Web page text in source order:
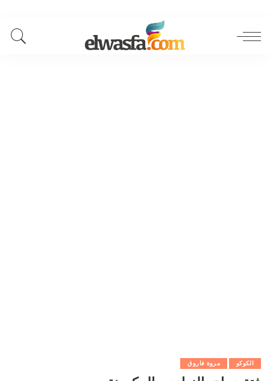
الكوكو مروة فاروق